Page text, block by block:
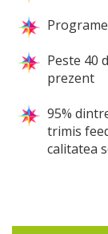
Peste 40
prezent
95%
trimis
calitatea